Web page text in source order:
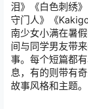
泪》《白色刺绣
守门人》《
南少女小满在暑
间与同学男友带
事。每个短篇都
息，有的则带有
故事风格和主题。